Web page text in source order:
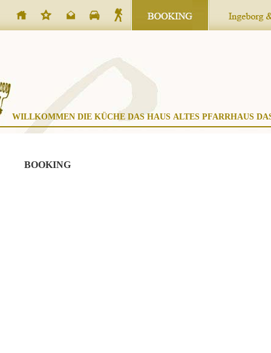
WILLKOMMEN DIE KÜCHE DAS HAUS ALTES PFARRHAUS
BOOKING